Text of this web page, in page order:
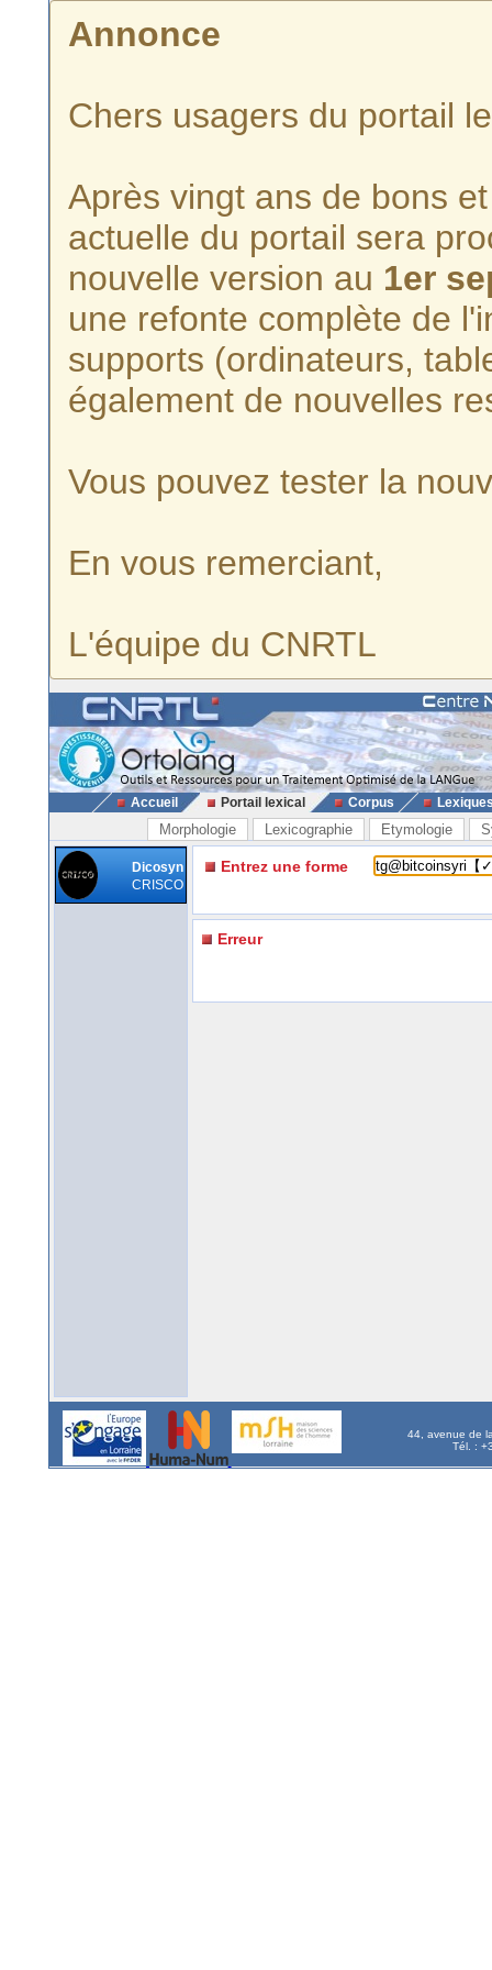
Annonce
Chers usagers du portail
Après vingt ans de bons
actuelle du portail sera
nouvelle version au 1er
une refonte complète de
supports (ordinateurs,
également de nouvelles
Vous pouvez tester la
En vous remerciant,
L'équipe du CNRTL
Accueil Portail lexical Corpus
Morphologie Lexicographie Etymologie
Dicosyn
CRISCO
Entrez une forme
Erreur
44, avenue de
Tél. :